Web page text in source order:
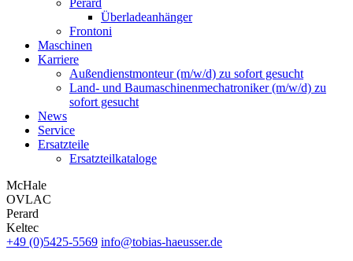
Perard
Überladeanhänger
Frontoni
Maschinen
Karriere
Außendienstmonteur (m/w/d) zu sofort gesucht
Land- und Baumaschinenmechatroniker (m/w/d) zu
sofort gesucht
News
Service
Ersatzteile
Ersatzteilkataloge
McHale
OVLAC
Perard
Keltec
+49 (0)5425-5569 info@tobias-haeusser.de